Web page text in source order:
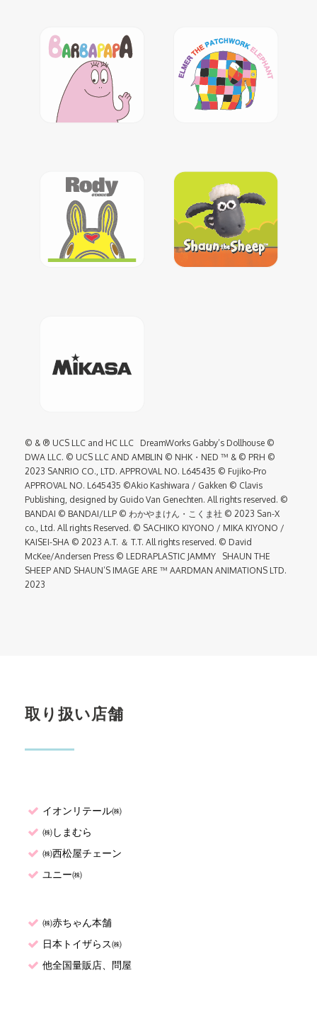
©️ & ® UCS LLC and HC LLC DreamWorks Gabby’s Dollhouse ©
DWA LLC. © UCS LLC AND AMBLIN © NHK・NED ™ & © PRH ©
2023 SANRIO CO., LTD. APPROVAL NO. L645435 © Fujiko-Pro
APPROVAL NO. L645435 ©Akio Kashiwara / Gakken © Clavis
Publishing, designed by Guido Van Genechten. All rights reserved. ©
BANDAI © BANDAI/LLP © わかやまけん・こくま社 © 2023 San-X
co., Ltd. All rights Reserved. © SACHIKO KIYONO / MIKA KIYONO /
KAISEI-SHA © 2023 A.T. ＆ T.T. All rights reserved. © David
McKee/Andersen Press © LEDRAPLASTIC JAMMY SHAUN THE
SHEEP AND SHAUN’S IMAGE ARE ™ AARDMAN ANIMATIONS LTD.
2023
取り扱い店舗
イオンリテール㈱
㈱しまむら
㈱西松屋チェーン
ユニー㈱
㈱赤ちゃん本舗
日本トイザらス㈱
他全国量販店、問屋